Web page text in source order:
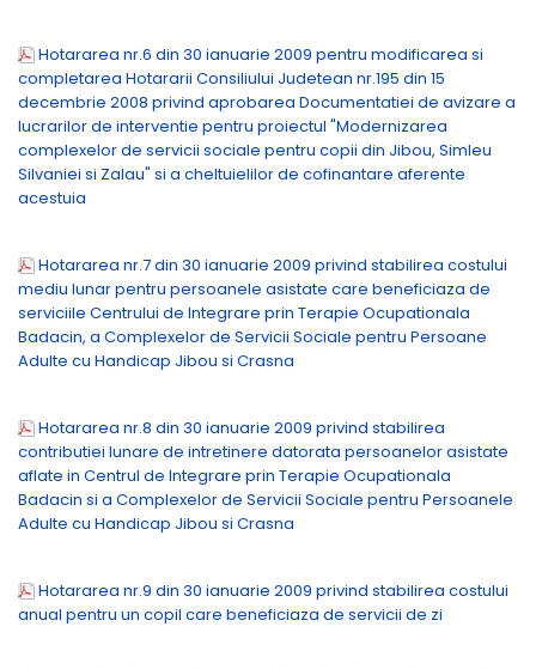
Hotararea nr.6 din 30 ianuarie 2009 pentru modificarea si
completarea Hotararii Consiliului Judetean nr.195 din 15
decembrie 2008 privind aprobarea Documentatiei de avizare a
lucrarilor de interventie pentru proiectul "Modernizarea
complexelor de servicii sociale pentru copii din Jibou, Simleu
Silvaniei si Zalau" si a cheltuielilor de cofinantare aferente
acestuia
Hotararea nr.7 din 30 ianuarie 2009 privind stabilirea costului
mediu lunar pentru persoanele asistate care beneficiaza de
serviciile Centrului de Integrare prin Terapie Ocupationala
Badacin, a Complexelor de Servicii Sociale pentru Persoane
Adulte cu Handicap Jibou si Crasna
Hotararea nr.8 din 30 ianuarie 2009 privind stabilirea
contributiei lunare de intretinere datorata persoanelor asistate
aflate in Centrul de Integrare prin Terapie Ocupationala
Badacin si a Complexelor de Servicii Sociale pentru Persoanele
Adulte cu Handicap Jibou si Crasna
Hotararea nr.9 din 30 ianuarie 2009 privind stabilirea costului
anual pentru un copil care beneficiaza de servicii de zi